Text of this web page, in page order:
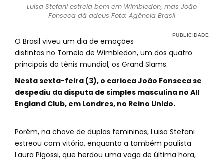
Luisa Stefani estreia bem em Wimbledon, mas João
Fonseca dá adeus Foto: Agência Brasil
O Brasil viveu um dia de emoções
distintas no Torneio de Wimbledon, um dos quatro
principais do tênis mundial, os Grand Slams.
Nesta sexta-feira (3), o carioca João Fonseca se
despediu da disputa de simples masculina no All
England Club, em Londres, no Reino Unido.
Porém, na chave de duplas femininas, Luisa Stefani
estreou com vitória, enquanto a também paulista
Laura Pigossi, que herdou uma vaga de última hora,